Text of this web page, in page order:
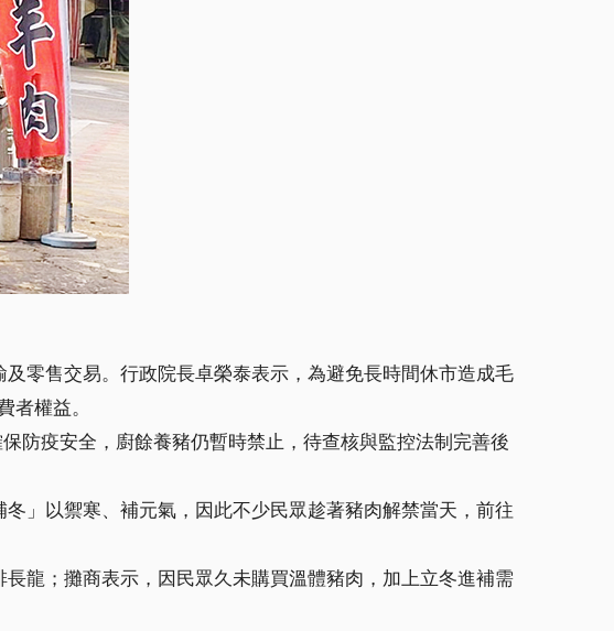
零售交易。行政院長卓榮泰表示，為避免長時間休市造成毛
者權益。
防疫安全，廚餘養豬仍暫時禁止，待查核與監控法制完善後
」以禦寒、補元氣，因此不少民眾趁著豬肉解禁當天，前往
龍；攤商表示，因民眾久未購買溫體豬肉，加上立冬進補需